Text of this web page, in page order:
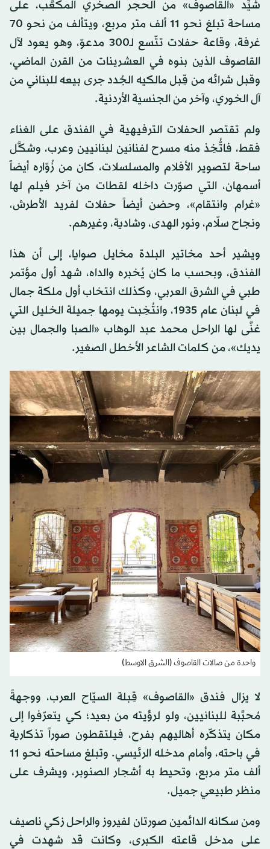
شُيِّد «القاصوف» من الحجر الصخري المكعَّب، على
مساحة تبلغ نحو 11 ألف متر مربع، ويتألف من نحو 70
غرفة، وقاعة حفلات تتّسع لـ300 مدعوّ، وهو يعود لآل
القاصوف الذين بنوه في العشرينات من القرن الماضي،
وقبل شرائه من قِبل مالكيه الجُدد جرى بيعه للبناني من
آل الخوري، وآخر من الجنسية الأردنية.
ولم تقتصر الحفلات الترفيهية في الفندق على الغناء
فقط، فاتُّخِذ منه مسرح لفنانين لبنانيين وعرب، وشكَّل
ساحة لتصوير الأفلام والمسلسلات، كان من زُوّاره أيضاً
أسمهان، التي صوّرت داخله لقطات من آخر فيلم لها
«غرام وانتقام»، وحضن أيضاً حفلات لفريد الأطرش،
ونجاح سلّام، ونور الهدى، وشادية، وغيرهم.
ويشير أحد مخاتير البلدة مخايل صوايا، إلى أن هذا
الفندق، وبحسب ما كان يُخبره والداه، شهد أول مؤتمر
طبي في الشرق العربي، وكذلك انتخاب أول ملكة جمال
في لبنان عام 1935، وانتُخِبت يومها جميلة الخليل التي
غنَّى لها الراحل محمد عبد الوهاب «الصبا والجمال بين
يديك»، من كلمات الشاعر الأخطل الصغير.
واحدة من صالات القاصوف (الشرق الاوسط)
لا يزال فندق «القاصوف» قِبلة السيّاح العرب، ووجهةً
مُحبَّبة للبنانيين، ولو لرؤيته من بعيد؛ كي يتعرّفوا إلى
مكان يتذكّره أهاليهم بفرح، فيلتقطون صوراً تذكارية
في باحته، وأمام مدخله الرئيسي. وتبلغ مساحته نحو 11
ألف متر مربع، وتحيط به أشجار الصنوبر، ويشرف على
منظر طبيعي جميل.
ومن سكانه الدائمين صورتان لفيروز والراحل زكي ناصيف
على مدخل قاعته الكبرى، وكانت قد شهدت في